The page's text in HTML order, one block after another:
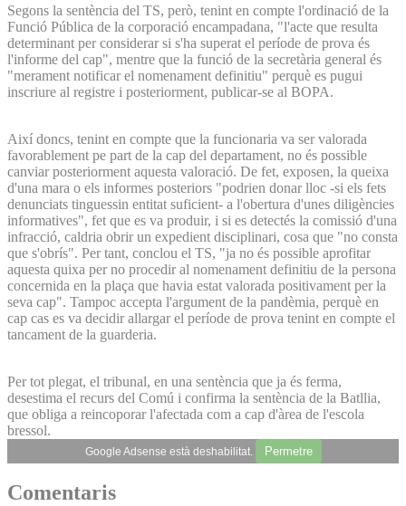
Segons la sentència del TS, però, tenint en compte l'ordinació de la
Funció Pública de la corporació encampadana, "l'acte que resulta
determinant per considerar si s'ha superat el període de prova és
l'informe del cap", mentre que la funció de la secretària general és
"merament notificar el nomenament definitiu" perquè es pugui
inscriure al registre i posteriorment, publicar-se al BOPA.
Així doncs, tenint en compte que la funcionaria va ser valorada
favorablement pe part de la cap del departament, no és possible
canviar posteriorment aquesta valoració. De fet, exposen, la queixa
d'una mara o els informes posteriors "podrien donar lloc -si els fets
denunciats tinguessin entitat suficient- a l'obertura d'unes diligències
informatives", fet que es va produir, i si es detectés la comissió d'una
infracció, caldria obrir un expedient disciplinari, cosa que "no consta
que s'obrís". Per tant, conclou el TS, "ja no és possible aprofitar
aquesta quixa per no procedir al nomenament definitiu de la persona
concernida en la plaça que havia estat valorada positivament per la
seva cap". Tampoc accepta l'argument de la pandèmia, perquè en
cap cas es va decidir allargar el període de prova tenint en compte el
tancament de la guarderia.
Per tot plegat, el tribunal, en una sentència que ja és ferma,
desestima el recurs del Comú i confirma la sentència de la Batllia,
que obliga a reincoporar l'afectada com a cap d'àrea de l'escola
bressol.
Google Adsense està deshabilitat. Permetre
Comentaris